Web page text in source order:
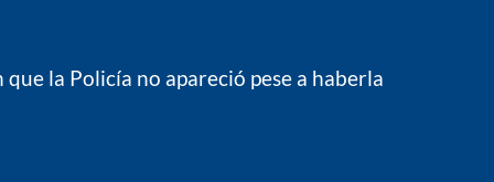
la Policía no apareció pese a haberla